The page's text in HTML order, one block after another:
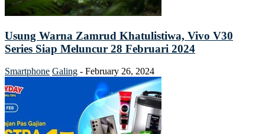
Usung Warna Zamrud Khatulistiwa, Vivo V30
Series Siap Meluncur 28 Februari 2024
Smartphone Galing - February 26, 2024